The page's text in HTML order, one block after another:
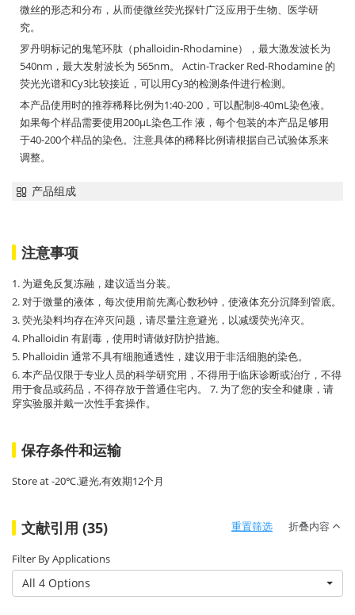
微丝的形态和分布，从而使微丝荧光探针广泛应用于生物、医学研
究。
罗丹明标记的鬼笔环肽（phalloidin-Rhodamine），最大激发波长为
540nm，最大发射波长为 565nm。 Actin-Tracker Red-Rhodamine 的
荧光光谱和Cy3比较接近，可以用Cy3的检测条件进行检测。
本产品使用时的推荐稀释比例为1:40-200，可以配制8-40mL染色液。
如果每个样品需要使用200µL染色工作 液，每个包装的本产品足够用
于40-200个样品的染色。注意具体的稀释比例请根据自己试验体系来
调整。
产品组成
注意事项
1. 为避免反复冻融，建议适当分装。
2. 对于微量的液体，每次使用前先离心数秒钟，使液体充分沉降到管底。
3. 荧光染料均存在淬灭问题，请尽量注意避光，以减缓荧光淬灭。
4. Phalloidin 有剧毒，使用时请做好防护措施。
5. Phalloidin 通常不具有细胞通透性，建议用于非活细胞的染色。
6. 本产品仅限于专业人员的科学研究用，不得用于临床诊断或治疗，不得
用于食品或药品，不得存放于普通住宅内。 7. 为了您的安全和健康，请
穿实验服并戴一次性手套操作。
保存条件和运输
Store at -20℃.避光,有效期12个月
文献引用 (35) 重置筛选 折叠内容
Filter By Applications
All 4 Options